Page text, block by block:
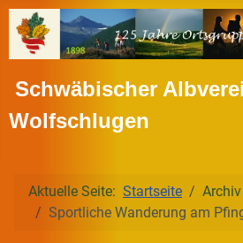
Schwäbischer
Wolfschlugen
Aktuelle Seite: Startseite Archiv
Sportliche Wanderung am